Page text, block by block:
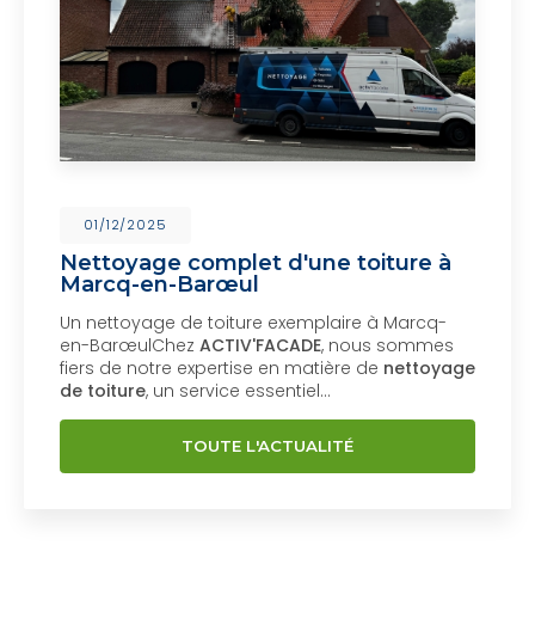
01/12/2025
Nettoyage complet d'une toiture à
Marcq-en-Barœul
Un nettoyage de toiture exemplaire à Marcq-
en-BarœulChez ACTIV'FACADE, nous sommes
fiers de notre expertise en matière de nettoyage
de toiture, un service essentiel…
TOUTE L'ACTUALITÉ